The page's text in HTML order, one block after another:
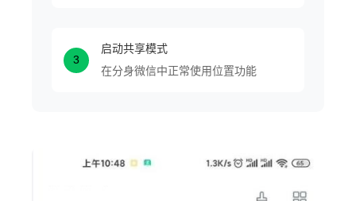
3
启动共享模式
在分身微信中正常使用位置功能